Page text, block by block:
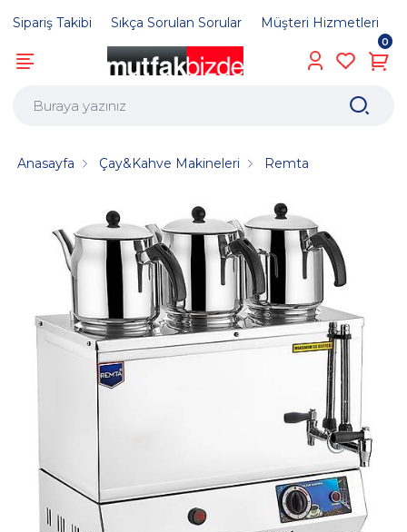
Sipariş Takibi Sıkça Sorulan Sorular Müşteri Hizmetleri
0
Anasayfa Çay&Kahve Makineleri Remta